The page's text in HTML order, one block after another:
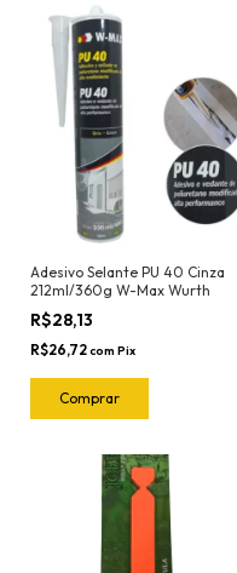
Adesivo Selante PU 40 Cinza
212ml/360g W-Max Wurth
R$28,13
R$26,72com Pix